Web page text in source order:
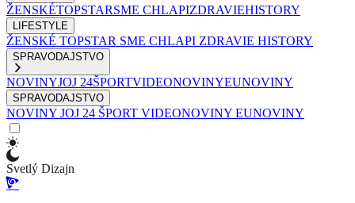
ŽENSKÉTOPSTARSME CHLAPIZDRAVIEHISTORY
LIFESTYLE
ŽENSKÉ TOPSTAR SME CHLAPI ZDRAVIE HISTORY
SPRAVODAJSTVO
NOVINYJOJ 24ŠPORTVIDEONOVINYEUNOVINY
SPRAVODAJSTVO
NOVINY JOJ 24 ŠPORT VIDEONOVINY EUNOVINY
Svetlý Dizajn